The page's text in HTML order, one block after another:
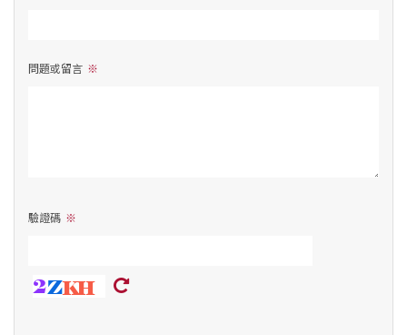
問題或留言
驗證碼